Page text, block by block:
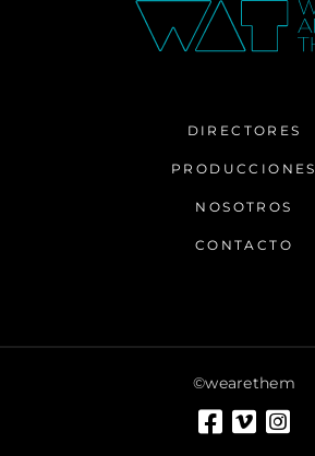
DIRECTORES
PRODUCCIONES
NOSOTROS
CONTACTO
©wearethem